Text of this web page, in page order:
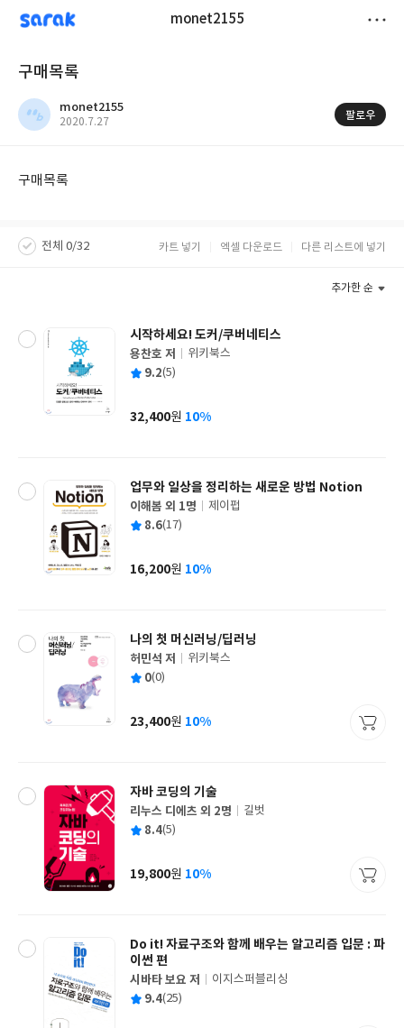
sarak monet2155
구매목록
monet2155
작
2020.7.27
팔로우
구매목록
전체 0/32 카트 넣기 엑셀 다운로드 다른 리스트에 넣기
추가한 순
시작하세요! 도커/쿠버네티스
글
쓴
용찬호 저
출
사
위키북스
평 9.2(5)
가
32,400원 10%
업무와 일상을 정리하는 새로운 방법 Notion
글
쓴
이해봄 외 1명
출
사
제이펍
평 8.6(17)
가
16,200원 10%
나의 첫 머신러닝/딥러닝
글
쓴
허민석 저
출
사
위키북스
평 0(0)
가
23,400원 10%
자바 코딩의 기술
글
쓴
리누스 디에츠 외 2명
출
사
길벗
평 8.4(5)
가
19,800원 10%
Do it! 자료구조와 함께 배우는 알고리즘 입문 : 파
이썬 편
글
쓴
시바타 보요 저
출
이지스퍼블리싱
평 9.4(25)